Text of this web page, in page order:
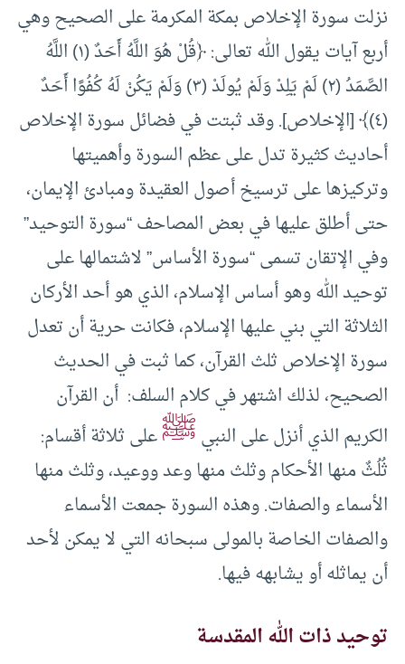
نزلت سورة الإخلاص بمكة المكرمة على الصحيح وهي
أربع آيات يقول الله تعالى: ﴿قُلْ هُوَ اللَّهُ أَحَدٌ (١) اللَّهُ
الصَّمَدُ (٢) لَمْ يَلِدْ وَلَمْ يُولَدْ (٣) وَلَمْ يَكُنْ لَهُ كُفُوًا أَحَدٌ
(٤)﴾ [الإخلاص]. وقد ثبتت في فضائل سورة الإخلاص
أحاديث كثيرة تدل على عظم السورة وأهميتها
وتركيزها على ترسيخ أصول العقيدة ومبادئ الإيمان،
حتى أطلق عليها في بعض المصاحف “سورة التوحيد”
وفي الإتقان تسمى “سورة الأساس” لاشتمالها على
توحيد الله وهو أساس الإسلام، الذي هو أحد الأركان
الثلاثة التي بني عليها الإسلام، فكانت حرية أن تعدل
سورة الإخلاص ثلث القرآن، كما ثبت في الحديث
الصحيح، لذلك اشتهر في كلام السلف: أن القرآن
الكريم الذي أنزل على النبيﷺعلى ثلاثة أقسام:
ثُلُثٌ منها الأحكام وثلث منها وعد ووعيد، وثلث منها
الأسماء والصفات. وهذه السورة جمعت الأسماء
والصفات الخاصة بالمولى سبحانه التي لا يمكن لأحد
أن يماثله أو يشابهه فيها.
توحيد ذات الله المقدسة